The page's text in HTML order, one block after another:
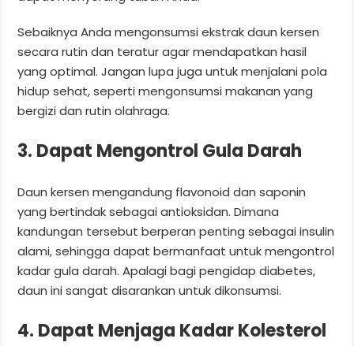
Sebaiknya Anda mengonsumsi ekstrak daun kersen
secara rutin dan teratur agar mendapatkan hasil
yang optimal. Jangan lupa juga untuk menjalani pola
hidup sehat, seperti mengonsumsi makanan yang
bergizi dan rutin olahraga.
3. Dapat Mengontrol Gula Darah
Daun kersen mengandung flavonoid dan saponin
yang bertindak sebagai antioksidan. Dimana
kandungan tersebut berperan penting sebagai insulin
alami, sehingga dapat bermanfaat untuk mengontrol
kadar gula darah. Apalagi bagi pengidap diabetes,
daun ini sangat disarankan untuk dikonsumsi.
4. Dapat Menjaga Kadar Kolesterol